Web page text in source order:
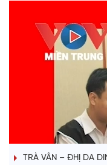
VÀI PHÚT DÀNH
TRÀ VÂN – ĐHỊ DA